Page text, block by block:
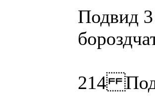
Подвид
214